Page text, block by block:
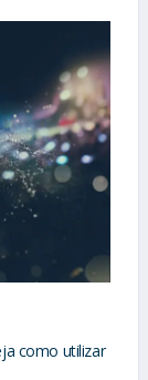
como utilizar